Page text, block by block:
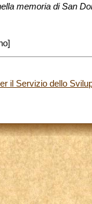
memoria di San
il Servizio dello